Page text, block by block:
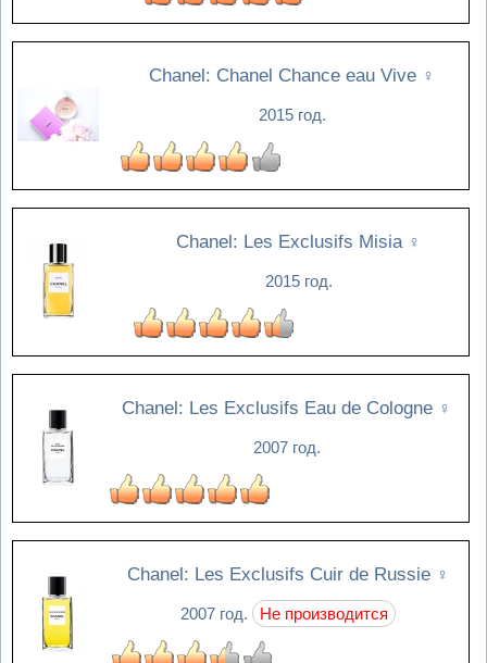
Chanel: Chanel Chance eau Vive ♀
2015 год.
Chanel: Les Exclusifs Misia ♀
2015 год.
Chanel: Les Exclusifs Eau de Cologne ♀
2007 год.
Chanel: Les Exclusifs Cuir de Russie ♀
2007 год. Не производится